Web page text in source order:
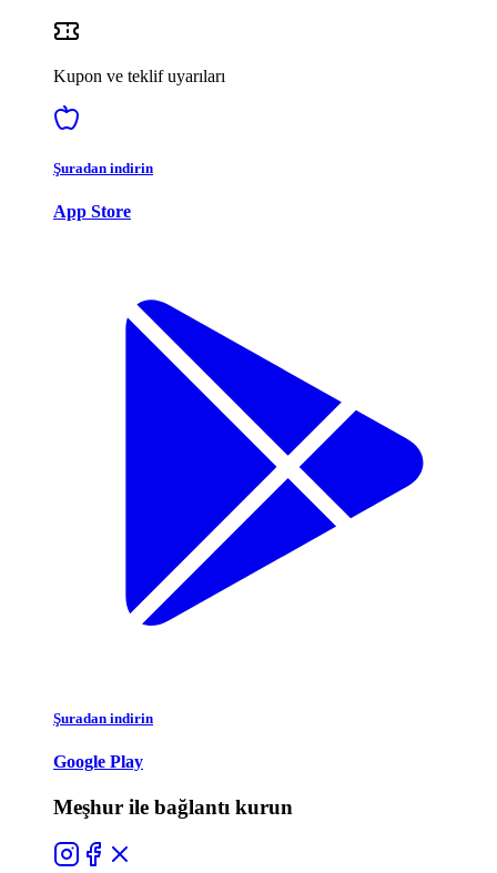
Kupon ve teklif uyarıları
Şuradan indirin
App Store
Şuradan indirin
Google Play
Meşhur ile bağlantı kurun